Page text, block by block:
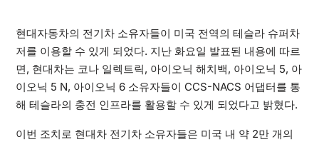
현대자동차의 전기차 소유자들이 미국 전역의 테슬라 슈퍼차
저를 이용할 수 있게 되었다. 지난 화요일 발표된 내용에 따르
면, 현대차는 코나 일렉트릭, 아이오닉 해치백, 아이오닉 5, 아
이오닉 5 N, 아이오닉 6 소유자들이 CCS-NACS 어댑터를 통
해 테슬라의 충전 인프라를 활용할 수 있게 되었다고 밝혔다.
이번 조치로 현대차 전기차 소유자들은 미국 내 약 2만 개의